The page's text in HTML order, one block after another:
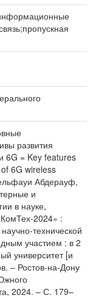
развития
6G = Key features
6G wireless
Абдерауф,
и
в науке,
2024» :
технической
участием : в 2
университет [и
– Ростов-на-Дону
2024. – С. 179–